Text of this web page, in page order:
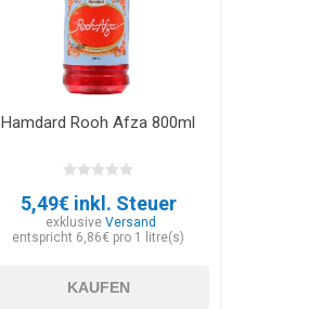
Hamdard Rooh Afza 800ml
5,49€ inkl. Steuer
exklusiveVersand
entspricht 6,86€ pro 1 litre(s)
KAUFEN